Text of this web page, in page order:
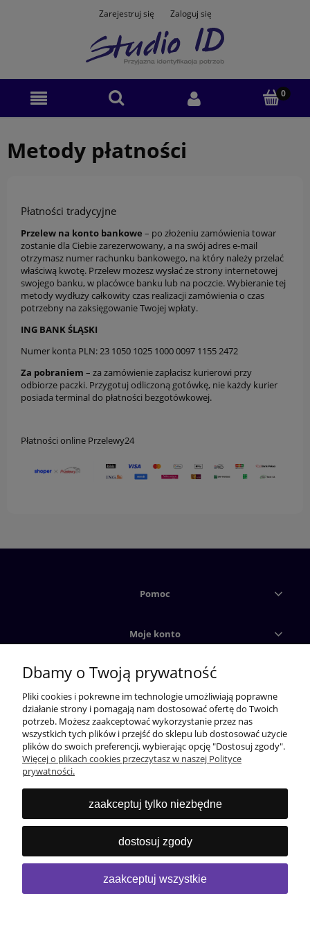
Zarejestruj się Zaloguj się
Metody płatności
Płatności tradycyjne
Przelew na konto bankowe – po złożeniu zamówienia towar
zostanie dla Ciebie zarezerwowany, a na swój adres e-mail
otrzymasz numer rachunku bankowego, na który należy przelać
właściwą kwotę. Przelew możesz wysłać ze strony internetowej
swojego banku, w placówce banku lub na poczcie. Wybieranie tej
metody wydłuży całkowity czas realizacji zamówienia o czas
potrzebny na zaksięgowanie Twojej wpłaty.
ING BANK ŚLĄSKI
Numer konta PLN: 23 1050 1025 1000 0097 1155 2472
Za pobraniem – za zamówienie zapłacisz kurierowi przy
odbiorze paczki. Przygotuj odliczoną gotówkę, nie każdy kurier
posiada terminal do płatności bezgotówkowej.
Płatności online Przelewy24
Pomoc
Moje konto
Płatności i dostawy
Informacje
Studio ID | ul. Myśliwska 21, 05-430 Dąbrówka | NIP: 5241172395 | REGON:
Dbamy o Twoją prywatność
Pliki cookies i pokrewne im technologie umożliwiają poprawne
działanie strony i pomagają nam dostosować ofertę do Twoich
potrzeb. Możesz zaakceptować wykorzystanie przez nas
wszystkich tych plików i przejść do sklepu lub dostosować użycie
plików do swoich preferencji, wybierając opcję "Dostosuj zgody".
Więcej o plikach cookies przeczytasz w naszej Polityce
prywatności.
zaakceptuj tylko niezbędne
dostosuj zgody
zaakceptuj wszystkie